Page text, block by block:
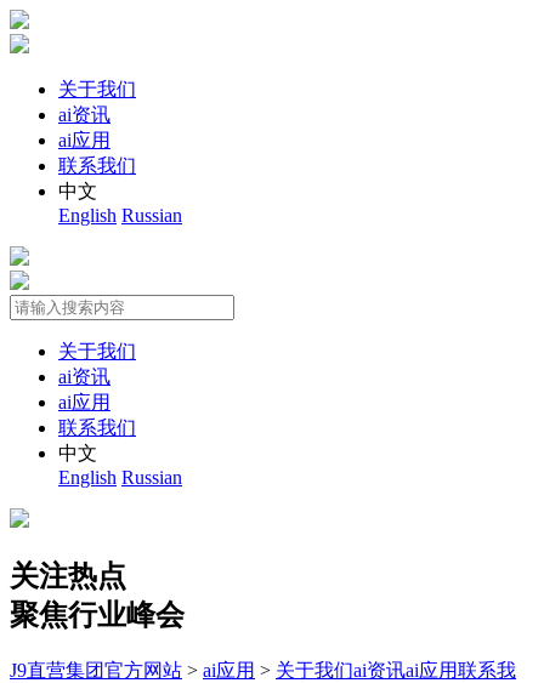
关于我们
ai资讯
ai应用
联系我们
中文
English Russian
关于我们
ai资讯
ai应用
联系我们
中文
English Russian
关注热点
聚焦行业峰会
J9直营集团官方网站 > ai应用 > 关于我们ai资讯ai应用联系我